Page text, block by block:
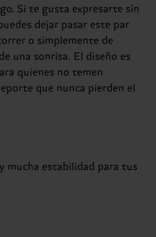
Si te gusta expresarte sin
dejar pasar este par
o simplemente de
una sonrisa. El diseño es
quienes no temen
que nunca pierden el
mucha estabilidad para tus